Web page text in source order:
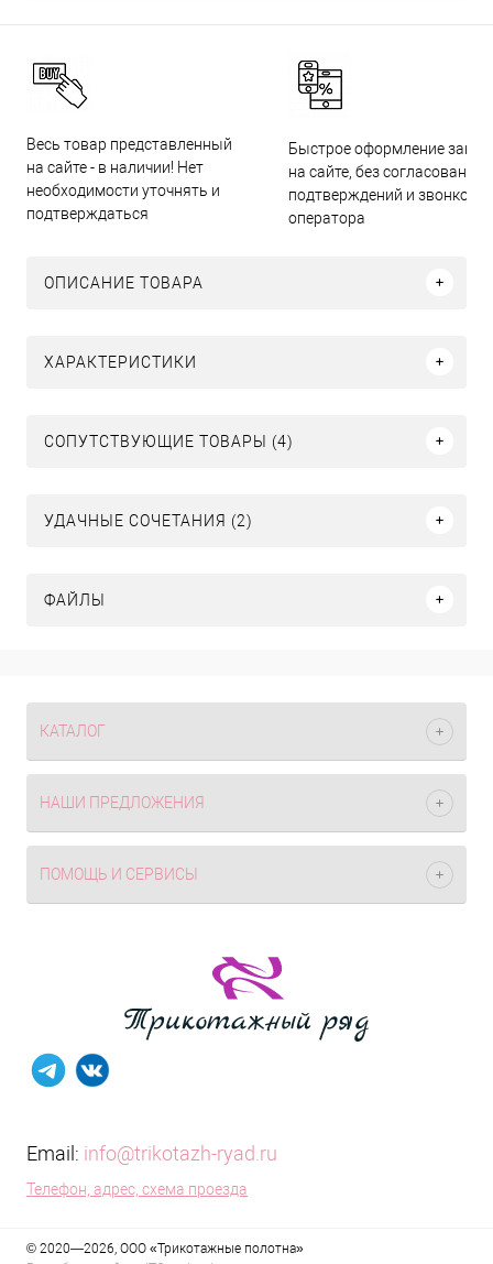
Весь товар представленный
на сайте - в наличии! Нет
необходимости уточнять и
подтверждаться
Быстрое оформление
на сайте, без согласований,
подтверждений и звонков
оператора
ОПИСАНИЕ ТОВАРА
ХАРАКТЕРИСТИКИ
СОПУТСТВУЮЩИЕ ТОВАРЫ (4)
УДАЧНЫЕ СОЧЕТАНИЯ (2)
ФАЙЛЫ
КАТАЛОГ
НАШИ ПРЕДЛОЖЕНИЯ
ПОМОЩЬ И СЕРВИСЫ
Email: info@trikotazh-ryad.ru
Телефон, адрес, схема проезда
© 2020—2026, ООО «Трикотажные полотна»